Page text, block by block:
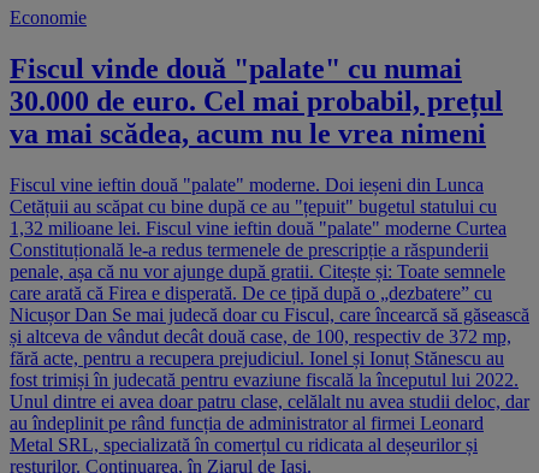
Economie
Fiscul vinde două "palate" cu numai
30.000 de euro. Cel mai probabil, prețul
va mai scădea, acum nu le vrea nimeni
Fiscul vine ieftin două "palate" moderne. Doi ieșeni din Lunca
Cetățuii au scăpat cu bine după ce au "țepuit" bugetul statului cu
1,32 milioane lei. Fiscul vine ieftin două "palate" moderne Curtea
Constituțională le-a redus termenele de prescripție a răspunderii
penale, așa că nu vor ajunge după gratii. Citește și: Toate semnele
care arată că Firea e disperată. De ce țipă după o „dezbatere” cu
Nicușor Dan Se mai judecă doar cu Fiscul, care încearcă să găsească
și altceva de vândut decât două case, de 100, respectiv de 372 mp,
fără acte, pentru a recupera prejudiciul. Ionel și Ionuț Stănescu au
fost trimiși în judecată pentru evaziune fiscală la începutul lui 2022.
Unul dintre ei avea doar patru clase, celălalt nu avea studii deloc, dar
au îndeplinit pe rând funcția de administrator al firmei Leonard
Metal SRL, specializată în comerțul cu ridicata al deșeurilor și
resturilor. Continuarea, în Ziarul de Iași.